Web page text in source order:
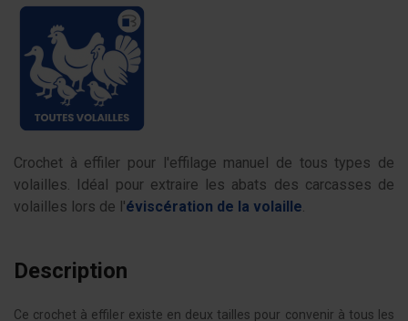
Crochet à effiler pour l'effilage manuel de tous types de
volailles. Idéal pour extraire les abats des carcasses de
volailles lors de l'éviscération de la volaille
Description
Ce crochet à effiler existe en deux tailles pour convenir à tous les